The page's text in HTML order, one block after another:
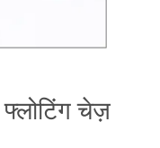
फ्लोटिंग चेज़